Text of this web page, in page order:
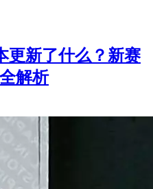
更新了什么？新赛
解析